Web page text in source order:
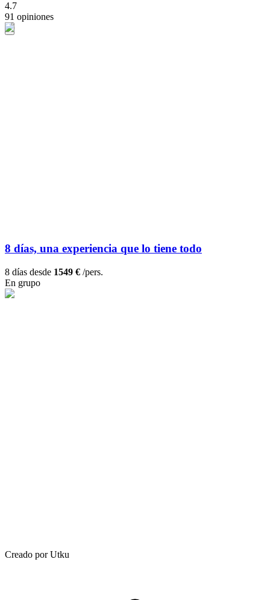
4.7
91 opiniones
8 días, una experiencia que lo tiene todo
8 días desde 1549 € /pers.
En grupo
Creado por Utku